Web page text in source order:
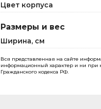
Цвет корпуса
Размеры и вес
Ширина, см
Вся представленная на сайте
информационный характер и ни при
Гражданского кодекса РФ.